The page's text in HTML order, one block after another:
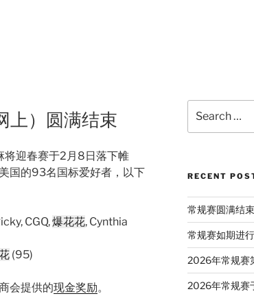
上）圆满结束
迎春赛于2月8日落下帷
国的93名国标爱好者，以下
CGQ,爆花花, Cynthia
(95)
会提供的现金奖励。
for:
RECENT
常规赛圆满结
常规赛如期进行
2026年常规赛
2026年常规赛